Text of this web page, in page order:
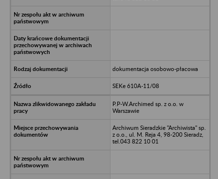
dokumentacja osobowo-płacowa
SEKe 610A-11/08
P.P-W.Archimed sp. z o.o. w
Warszawie
Archiwum Sieradzkie "Archiwista" sp.
z o.o., ul. M. Reja 4, 98-200 Sieradz,
tel.043 822 10 01